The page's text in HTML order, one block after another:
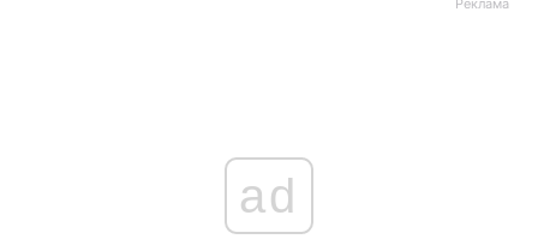
Реклама
ad